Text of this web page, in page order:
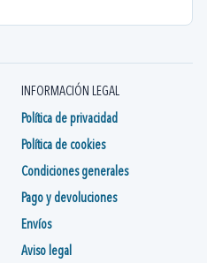
INFORMACIÓN LEGAL
Política de privacidad
Política de cookies
Condiciones generales
Pago y devoluciones
Envíos
Aviso legal